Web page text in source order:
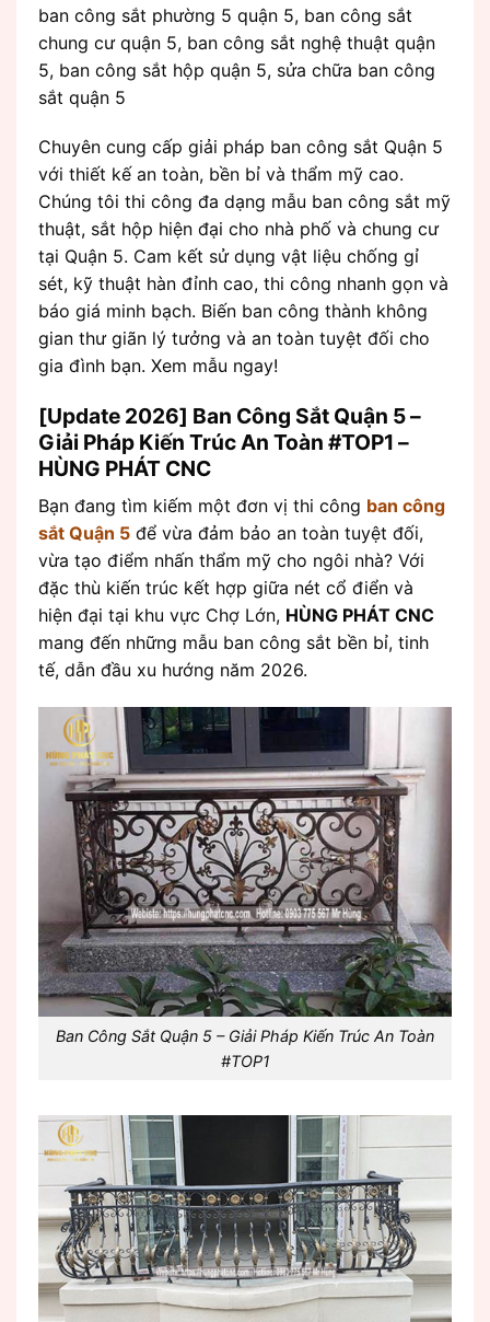
ban công sắt phường 5 quận 5, ban công sắt
chung cư quận 5, ban công sắt nghệ thuật quận
5, ban công sắt hộp quận 5, sửa chữa ban công
sắt quận 5
Chuyên cung cấp giải pháp ban công sắt Quận 5
với thiết kế an toàn, bền bỉ và thẩm mỹ cao.
Chúng tôi thi công đa dạng mẫu ban công sắt mỹ
thuật, sắt hộp hiện đại cho nhà phố và chung cư
tại Quận 5. Cam kết sử dụng vật liệu chống gỉ
sét, kỹ thuật hàn đỉnh cao, thi công nhanh gọn và
báo giá minh bạch. Biến ban công thành không
gian thư giãn lý tưởng và an toàn tuyệt đối cho
gia đình bạn. Xem mẫu ngay!
[Update 2026] Ban Công Sắt Quận 5 –
Giải Pháp Kiến Trúc An Toàn #TOP1 –
HÙNG PHÁT CNC
Bạn đang tìm kiếm một đơn vị thi công ban công
sắt Quận 5 để vừa đảm bảo an toàn tuyệt đối,
vừa tạo điểm nhấn thẩm mỹ cho ngôi nhà? Với
đặc thù kiến trúc kết hợp giữa nét cổ điển và
hiện đại tại khu vực Chợ Lớn, HÙNG PHÁT CNC
mang đến những mẫu ban công sắt bền bỉ, tinh
tế, dẫn đầu xu hướng năm 2026.
Ban Công Sắt Quận 5 – Giải Pháp Kiến Trúc An Toàn
#TOP1